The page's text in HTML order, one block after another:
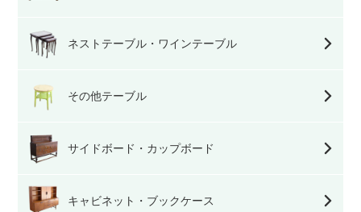
ネストテーブル・ワインテーブル
その他テーブル
サイドボード・カップボード
キャビネット・ブックケース